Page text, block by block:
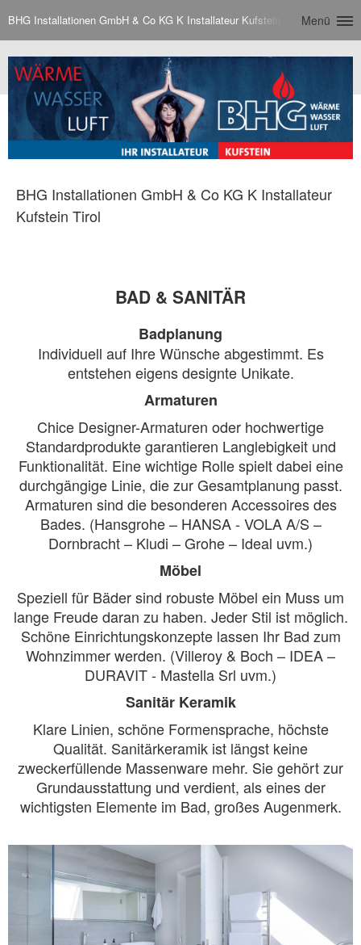
BHG Installationen GmbH & Co KG K Installateur Kufstein TirolMenü
BHG Installationen GmbH & Co KG K Installateur
Kufstein Tirol
BAD & SANITÄR
Badplanung
Individuell auf Ihre Wünsche abgestimmt. Es
entstehen eigens designte Unikate.
Armaturen
Chice Designer-Armaturen oder hochwertige
Standardprodukte garantieren Langlebigkeit und
Funktionalität. Eine wichtige Rolle spielt dabei eine
durchgängige Linie, die zur Gesamtplanung passt.
Armaturen sind die besonderen Accessoires des
Bades. (Hansgrohe – HANSA - VOLA A/S –
Dornbracht – Kludi – Grohe – Ideal uvm.)
Möbel
Speziell für Bäder sind robuste Möbel ein Muss um
lange Freude daran zu haben. Jeder Stil ist möglich.
Schöne Einrichtungskonzepte lassen Ihr Bad zum
Wohnzimmer werden. (Villeroy & Boch – IDEA –
DURAVIT - Mastella Srl uvm.)
Sanitär Keramik
Klare Linien, schöne Formensprache, höchste
Qualität. Sanitärkeramik ist längst keine
zweckerfüllende Massenware mehr. Sie gehört zur
Grundausstattung und verdient, als eines der
wichtigsten Elemente im Bad, großes Augenmerk.